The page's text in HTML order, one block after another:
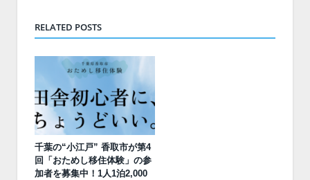
RELATED POSTS
千葉の“小江戸” 香取市が第4
回「おためし移住体験」の参
加者を募集中！1人1泊2,000